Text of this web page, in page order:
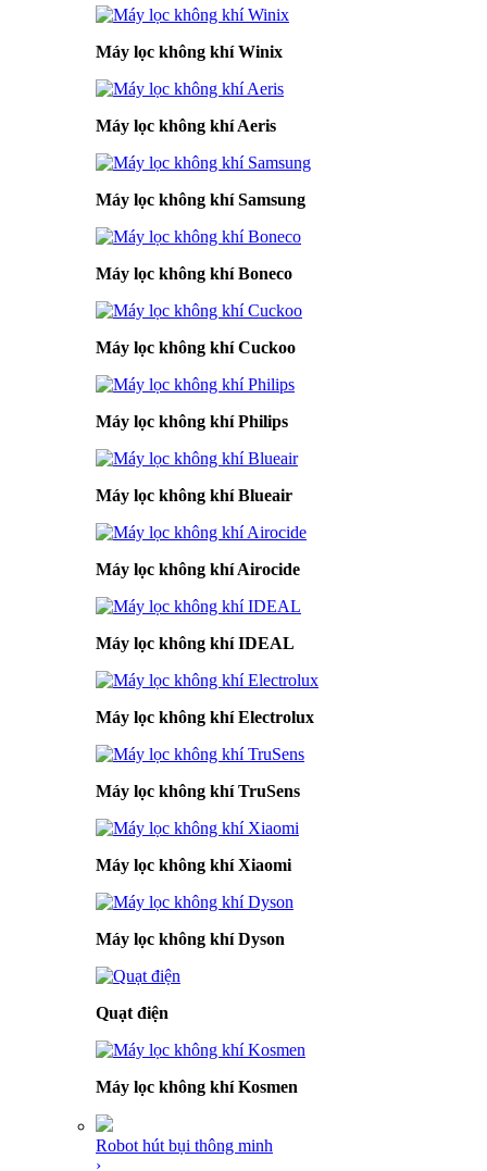
Máy lọc không khí Winix
Máy lọc không khí Aeris
Máy lọc không khí Samsung
Máy lọc không khí Boneco
Máy lọc không khí Cuckoo
Máy lọc không khí Philips
Máy lọc không khí Blueair
Máy lọc không khí Airocide
Máy lọc không khí IDEAL
Máy lọc không khí Electrolux
Máy lọc không khí TruSens
Máy lọc không khí Xiaomi
Máy lọc không khí Dyson
Quạt điện
Máy lọc không khí Kosmen
Robot hút bụi thông minh
›